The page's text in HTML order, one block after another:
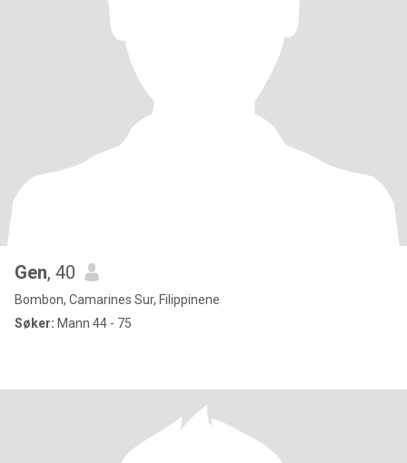
Gen, 40
Bombon, Camarines Sur, Filippinene
Søker: Mann 44 - 75